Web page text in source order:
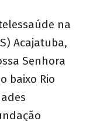
na
Acajatuba,
Senhora
baixo Rio